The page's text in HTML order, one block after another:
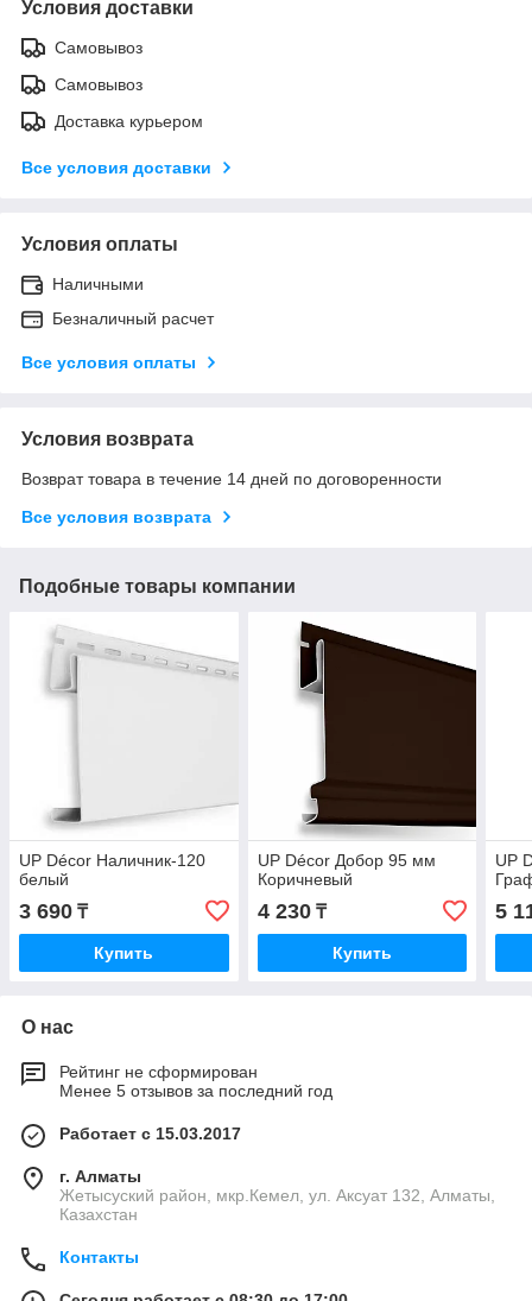
Условия доставки
Самовывоз
Самовывоз
Доставка курьером
Все условия доставки
Условия оплаты
Наличными
Безналичный расчет
Все условия оплаты
Условия возврата
Возврат товара в течение 14 дней по договоренности
Все условия возврата
Подобные товары компании
UP Décor Наличник-120
белый
3 690 ₸
Купить
UP Décor Добор 95 мм
Коричневый
4 230₸
Купить
UP
5
О нас
Рейтинг не сформирован
Менее 5 отзывов за последний год
Работает с 15.03.2017
г. Алматы
Жетысуский район, мкр.Кемел, ул. Аксуат 132, Алматы,
Казахстан
Контакты